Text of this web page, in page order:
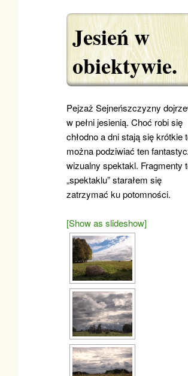
Jesień w
obiektywie.
Pejzaż Sejneńszczyzny
w pełni jesienią. Choć robi się
chłodno a dni stają się krótkie
można podziwiać ten
wizualny spektakl. Fragmenty
„spektaklu” starałem się
zatrzymać ku potomności.
[Show as slideshow]